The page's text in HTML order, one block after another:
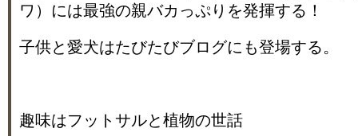
ワ）には最強の親バカっぷりを発揮する！
子供と愛犬はたびたびブログにも登場する。
趣味はフットサルと植物の世話